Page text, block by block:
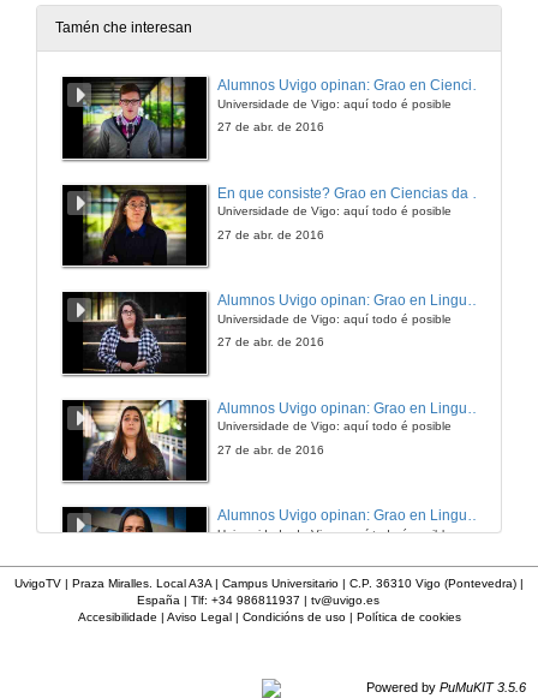
1 de xuño de 2015
Grao en Xeografía e Historia nas modalidades presencial e semipresencial
Fai historia con nós
Tamén che interesan
Alumnos Uvigo opinan: Grao en Ciencias da Linguaxe e Estudos Literarios
Universidade de Vigo: aquí todo é posible
27 de abr. de 2016
Universidade de Vigo: aquí todo é posible
27 de abr. de 2016
Alumnos Uvigo opinan: Grao en Linguas Estranxeiras
Universidade de Vigo: aquí todo é posible
27 de abr. de 2016
Universidade de Vigo: aquí todo é posible
27 de abr. de 2016
Alumnos Uvigo opinan: Grao en Linguas Estranxeiras
Universidade de Vigo: aquí todo é posible
UvigoTV | Praza Miralles. Local A3A | Campus Universitario | C.P. 36310 Vigo (Pontevedra) |
España | Tlf: +34 986811937 | tv@uvigo.es
Accesibilidade | Aviso Legal| Condicións de uso| Política de cookies
Powered by PuMuKIT 3.5.6